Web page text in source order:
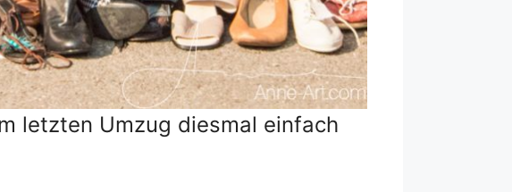
letzten Umzug diesmal einfach